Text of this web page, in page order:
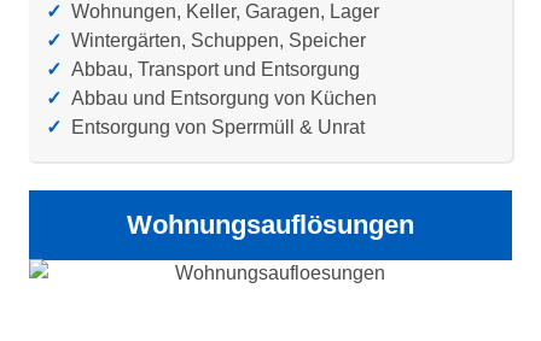
✓ Wohnungen, Keller, Garagen, Lager
✓ Wintergärten, Schuppen, Speicher
✓ Abbau, Transport und Entsorgung
✓ Abbau und Entsorgung von Küchen
✓
Entsorgung von Sperrmüll & Unrat
Wohnungsauflösungen